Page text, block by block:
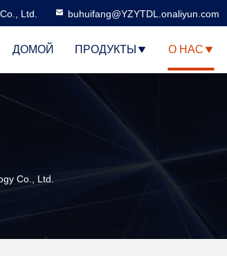
Ltd. buhuifang@YZYTDL.onaliyun.com
ДОМОЙ ПРОДУКТЫ О НАС
Co., Ltd.